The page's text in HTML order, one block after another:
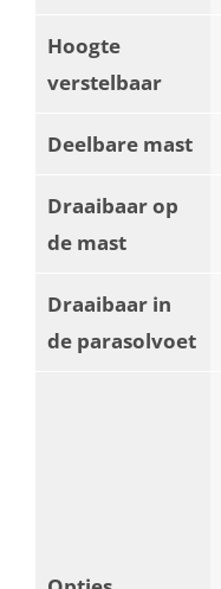
Hoogte
verstelbaar
Deelbare mast
Draaibaar op
de mast
Draaibaar in
de parasolvoet